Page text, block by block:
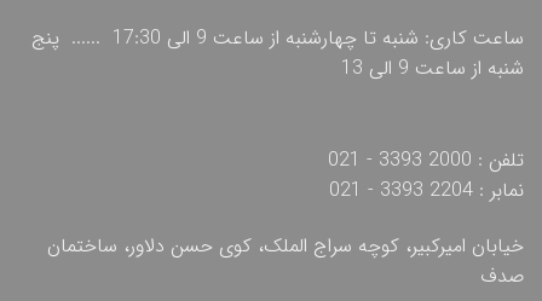
ساعت کاری: شنبه تا چهارشنبه از ساعت 9 الی 17:30 ...... پنج
شنبه از ساعت 9 الی 13
تلفن : 2000 3393 - 021
نمابر : 2204 3393 - 021
خیابان امیرکبیر، کوچه سراج الملک، کوی حسن دلاور، ساختمان
صدف